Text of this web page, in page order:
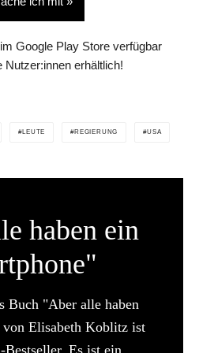
Google Play Store verfügbar
Nutzer:innen erhältlich!
LEUTE REGIERUNG USA
haben ein
Buch "Aber alle haben
Elisabeth Koblitz ist
Es ist ein